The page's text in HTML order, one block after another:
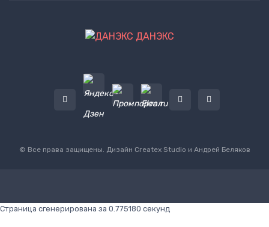
ДАНЭКС
© Все права защищены. Дизайн Createx Studio и Андрей Беляков
Страница сгенерирована за 0.775180 секунд